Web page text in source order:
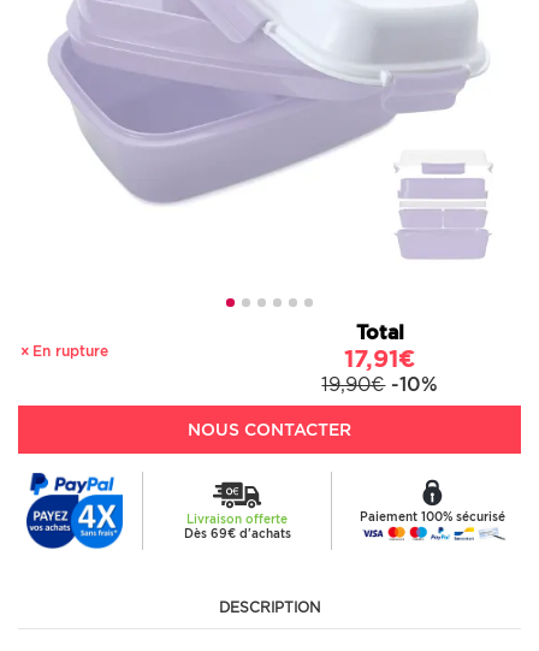
En rupture
Total
17,91€
19,90€ -10%
NOUS CONTACTER
Livraison offerte
Dès 69€ d'achats
Paiement 100% sécurisé
DESCRIPTION